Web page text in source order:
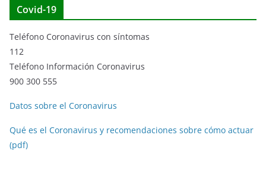
Covid-19
Teléfono Coronavirus con síntomas
112
Teléfono Información Coronavirus
900 300 555
Datos sobre el Coronavirus
Qué es el Coronavirus y recomendaciones sobre cómo actuar
(pdf)